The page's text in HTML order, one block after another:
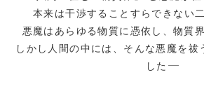
本来は干渉することすらできない
悪魔はあらゆる物質に憑依し、物質
しかし人間の中には、そんな悪魔を祓
した ――